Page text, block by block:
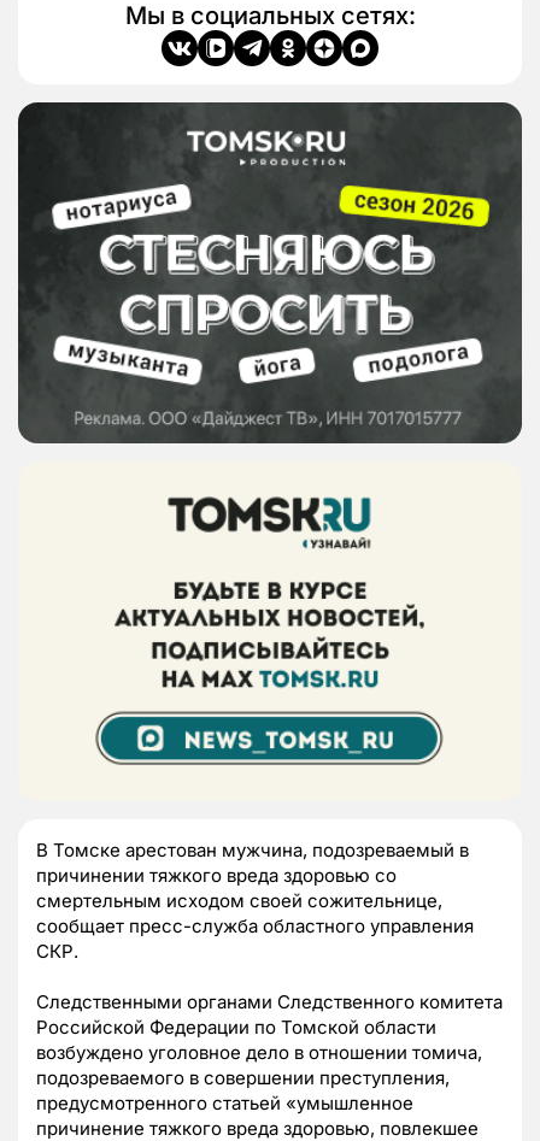
Мы в социальных сетях:
В Томске арестован мужчина, подозреваемый в
причинении тяжкого вреда здоровью со
смертельным исходом своей сожительнице,
сообщает пресс-служба областного управления
СКР.
Следственными органами Следственного комитета
Российской Федерации по Томской области
возбуждено уголовное дело в отношении томича,
подозреваемого в совершении преступления,
предусмотренного статьей «умышленное
причинение тяжкого вреда здоровью, повлекшее